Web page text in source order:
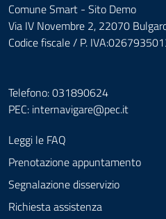
Comune Smart - Sito Demo
Via IV Novembre 2, 22070
Codice fiscale / P.
Telefono: 031890624
PEC: internavigare@pec.it
Leggi le FAQ
Prenotazione appuntamento
Segnalazione disservizio
Richiesta assistenza